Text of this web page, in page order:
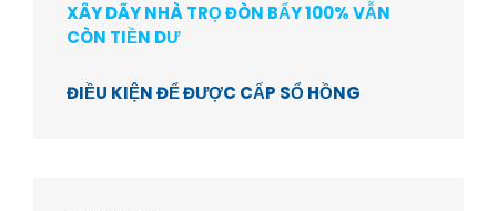
XÂY DÃY NHÀ TRỌ ĐÒN BẨY 100% VẪN
CÒN TIỀN DƯ
ĐIỀU KIỆN ĐỂ ĐƯỢC CẤP SỔ HỒNG